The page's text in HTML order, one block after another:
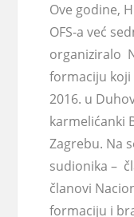
Ove godine,
OFS-a već
organiziralo
formaciju koji
2016. u
karmelićanki
Zagrebu. Na
sudionika –
članovi
formaciju i